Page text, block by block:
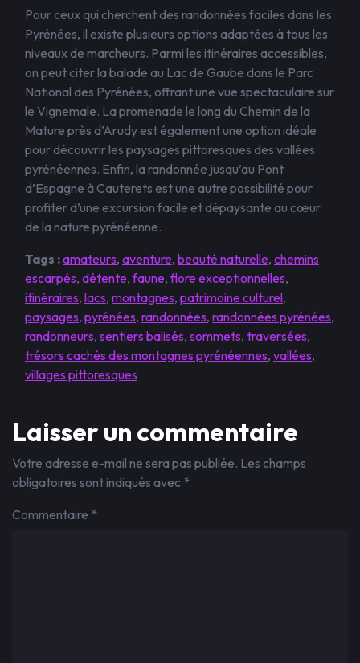
Pour ceux qui cherchent des randonnées faciles dans les
Pyrénées, il existe plusieurs options adaptées à tous les
niveaux de marcheurs. Parmi les itinéraires accessibles,
on peut citer la balade au Lac de Gaube dans le Parc
National des Pyrénées, offrant une vue spectaculaire sur
le Vignemale. La promenade le long du Chemin de la
Mature près d’Arudy est également une option idéale
pour découvrir les paysages pittoresques des vallées
pyrénéennes. Enfin, la randonnée jusqu’au Pont
d’Espagne à Cauterets est une autre possibilité pour
profiter d’une excursion facile et dépaysante au cœur
de la nature pyrénéenne.
Tags :amateurs, aventure, beauté naturelle, chemins
escarpés, détente,faune,flore exceptionnelles,
itinéraires, lacs, montagnes, patrimoine culturel,
paysages, pyrénées, randonnées, randonnées pyrénées,
randonneurs, sentiers balisés, sommets, traversées,
trésors cachés des montagnes pyrénéennes, vallées,
villages pittoresques
Laisser un commentaire
Votre adresse e-mail ne sera pas publiée. Les champs
obligatoires sont indiqués avec *
Commentaire *